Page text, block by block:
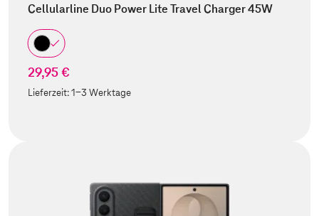
Cellularline Duo Power Lite Travel Charger 45W
29,95 €
Lieferzeit:1-3 Werktage